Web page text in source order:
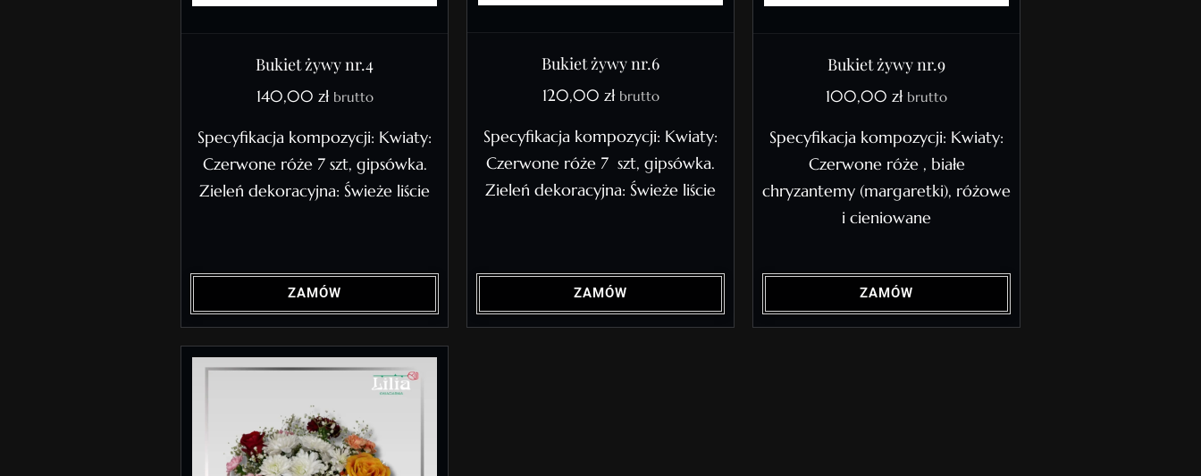
Bukiet żywy nr.4
140,00 zł brutto
Specyfikacja kompozycji: Kwiaty:
Czerwone róże 7 szt, gipsówka.
Zieleń dekoracyjna: Świeże liście
ZAMÓW
Bukiet żywy nr.6
120,00 zł brutto
Specyfikacja kompozycji: Kwiaty:
Czerwone róże 7 szt, gipsówka.
Zieleń dekoracyjna: Świeże liście
ZAMÓW
Bukiet żywy nr.9
100,00 zł brutto
Specyfikacja kompozycji: Kwiaty:
Czerwone róże , białe
chryzantemy (margaretki), różowe
i cieniowane
ZAMÓW